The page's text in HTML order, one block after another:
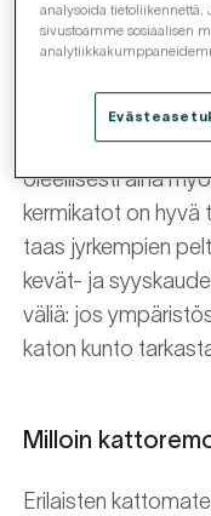
Ennakointia
tarkistuksella
Katon kunto on
vähintään keväisin
oleellisesti aina
kermikatot on hyvä
taas jyrkempien
kevät- ja
väliä: jos
katon kunto
Milloin
Erilaisten
analysoida tietoliikennettä.
sivustoamme sosiaalisen